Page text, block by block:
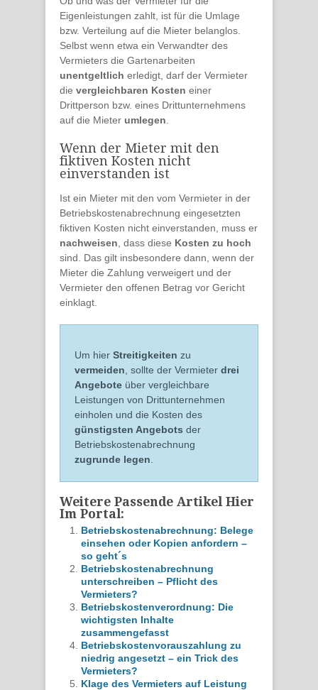
Eigenleistungen zahlt, ist für die Umlage
bzw. Verteilung auf die Mieter belanglos.
Selbst wenn etwa ein Verwandter des
Vermieters die Gartenarbeiten
unentgeltlich erledigt, darf der Vermieter
die vergleichbaren Kosten einer
Drittperson bzw. eines Drittunternehmens
auf die Mieter umlegen
Wenn der Mieter mit den
fiktiven Kosten nicht
einverstanden ist
Ist ein Mieter mit den vom Vermieter in der
Betriebskostenabrechnung eingesetzten
fiktiven Kosten nicht einverstanden, muss er
nachweisen , dass diese Kosten zu hoch
sind. Das gilt insbesondere dann, wenn der
Mieter die Zahlung verweigert und der
Vermieter den offenen Betrag vor Gericht
einklagt.
Um hier Streitigkeiten zu
vermeiden , sollte der Vermieter drei
Angebote über vergleichbare
Leistungen von Drittunternehmen
einholen und die Kosten des
günstigsten Angebots der
Betriebskostenabrechnung
zugrunde legen
Weitere Passende Artikel Hier
Im Portal:
Betriebskostenabrechnung: Belege
einsehen oder Kopien anfordern –
so geht´s
Betriebskostenabrechnung
unterschreiben – Pflicht des
Vermieters?
Betriebskostenverordnung: Die
wichtigsten Inhalte
zusammengefasst
Betriebskostenvorauszahlung zu
niedrig angesetzt – ein Trick des
Vermieters?
Klage des Vermieters auf Leistung